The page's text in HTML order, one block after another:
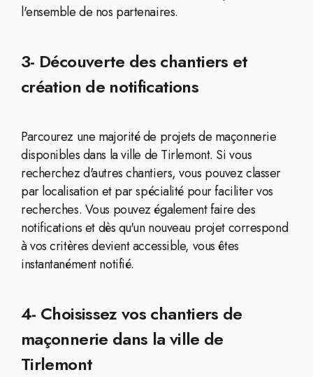
l'ensemble de nos partenaires.
3- Découverte des chantiers et
création de notifications
Parcourez une majorité de projets de maçonnerie
disponibles dans la ville de Tirlemont. Si vous
recherchez d'autres chantiers, vous pouvez classer
par localisation et par spécialité pour faciliter vos
recherches. Vous pouvez également faire des
notifications et dès qu'un nouveau projet correspond
à vos critères devient accessible, vous êtes
instantanément notifié.
4- Choisissez vos chantiers de
maçonnerie dans la ville de
Tirlemont